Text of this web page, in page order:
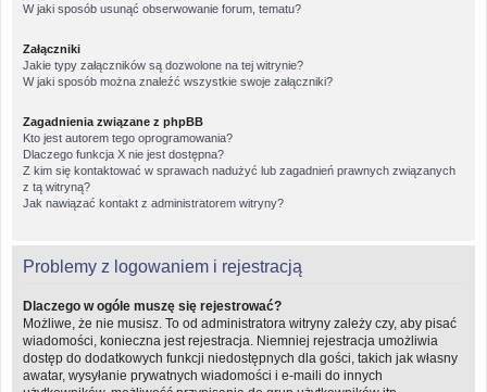
W jaki sposób usunąć obserwowanie forum, tematu?
Załączniki
Jakie typy załączników są dozwolone na tej witrynie?
W jaki sposób można znaleźć wszystkie swoje załączniki?
Zagadnienia związane z phpBB
Kto jest autorem tego oprogramowania?
Dlaczego funkcja X nie jest dostępna?
Z kim się kontaktować w sprawach nadużyć lub zagadnień prawnych związanych
z tą witryną?
Jak nawiązać kontakt z administratorem witryny?
Problemy z logowaniem i rejestracją
Dlaczego w ogóle muszę się rejestrować?
Możliwe, że nie musisz. To od administratora witryny zależy czy, aby pisać
wiadomości, konieczna jest rejestracja. Niemniej rejestracja umożliwia
dostęp do dodatkowych funkcji niedostępnych dla gości, takich jak własny
awatar, wysyłanie prywatnych wiadomości i e-maili do innych